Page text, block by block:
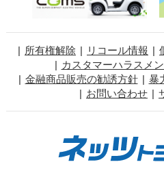
所有権解除 リコール情報
カスタマーハラスメ
金融商品販売の勧誘方針
暴
お問い合わせ